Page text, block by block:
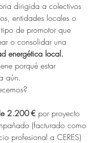
dirigida a colectivos
entidades locales o
de promotor que
energética local.
porqué estar
aún.
2.200 € por proyecto
(facturado como
profesional a CERES)